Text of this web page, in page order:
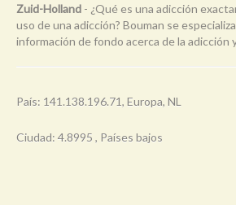
Zuid-Holland - ¿Qué es una adicción
uso de una adicción? Bouman se
información de fondo acerca de la adicción
País: 141.138.196.71, Europa, NL
Ciudad: 4.8995 , Países bajos